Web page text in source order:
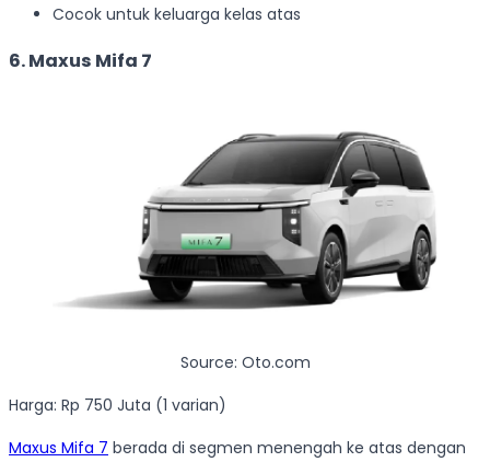
Cocok untuk keluarga kelas atas
6. Maxus Mifa 7
Source: Oto.com
Harga: Rp 750 Juta (1 varian)
Maxus Mifa 7 berada di segmen menengah ke atas dengan